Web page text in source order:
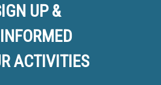
UP &
ACTIVITIES